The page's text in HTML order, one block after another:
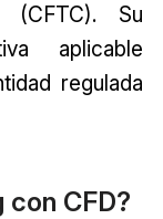
(CFTC). Su
aplicable
regulada
con CFD?